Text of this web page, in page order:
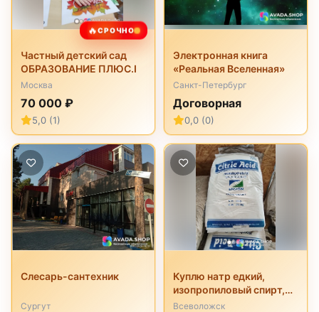
🔥СРОЧНО
Частный детский сад
ОБРАЗОВАНИЕ ПЛЮС.I
Москва
70 000 ₽
5,0 (1)
Электронная книга
«Реальная Вселенная»
Санкт-Петербург
Договорная
0,0 (0)
Слесарь-сантехник
Сургут
Куплю натр едкий,
изопропиловый спирт,
перкарбонат натрия,
Всеволожск